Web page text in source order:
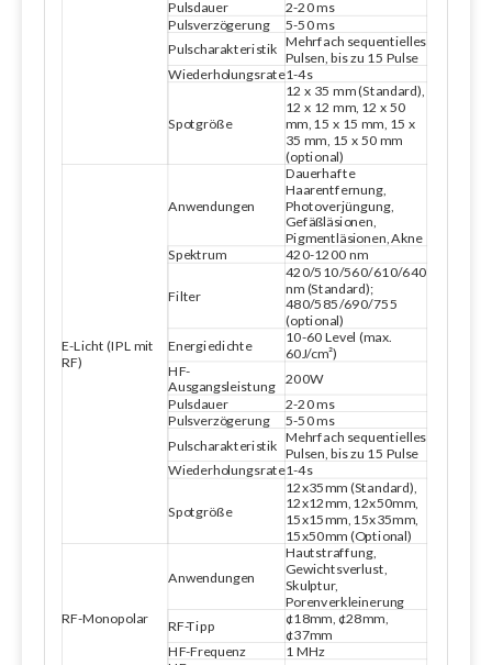
Pulsdauer
2-20 ms
Pulsverzögerung 5-50 ms
Pulscharakteristik
Mehrfach sequentielles
Pulsen, bis zu 15 Pulse
Wiederholungsrate1-4s
Spotgröße
12 x 35 mm (Standard),
12 x 12 mm, 12 x 50
mm, 15 x 15 mm, 15 x
35 mm, 15 x 50 mm
(optional)
E-Licht (IPL mit
RF)
Anwendungen
Dauerhafte
Haarentfernung,
Photoverjüngung,
Gefäßläsionen,
Pigmentläsionen, Akne
Spektrum
420-1200 nm
Filter
420/510/560/610/640
nm (Standard);
480/585/690/755
(optional)
Energiedichte
10-60 Level (max.
60J/cm²)
HF-
Ausgangsleistung
200W
Pulsdauer
2-20 ms
Pulsverzögerung
5-50 ms
Pulscharakteristik Mehrfach sequentielles
Pulsen, bis zu 15 Pulse
Wiederholungsrate1-4s
Spotgröße
12x35mm (Standard),
12x12mm, 12x50mm,
15x15mm, 15x35mm,
15x50mm (Optional)
RF-Monopolar
Anwendungen
Hautstraffung,
Gewichtsverlust,
Skulptur,
Porenverkleinerung
RF-Tipp
¢18mm, ¢28mm,
¢37mm
HF-Frequenz
1 MHz